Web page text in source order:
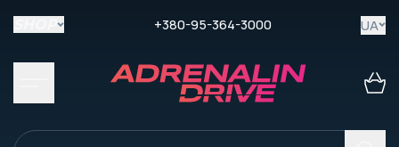
+380-95-364-3000 UA